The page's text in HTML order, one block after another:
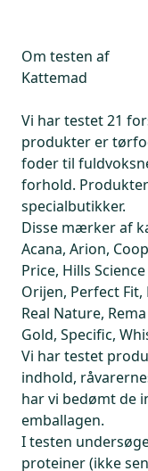
Om testen af
Kattemad
Vi har testet 21
produkter er
foder til
forhold.
specialbutikker.
Disse mærker af
Acana, Arion,
Price, Hills
Orijen, Perfect
Real Nature,
Gold, Specific,
Vi har testet
indhold,
har vi bedømt de
emballagen.
I testen
proteiner (ikke